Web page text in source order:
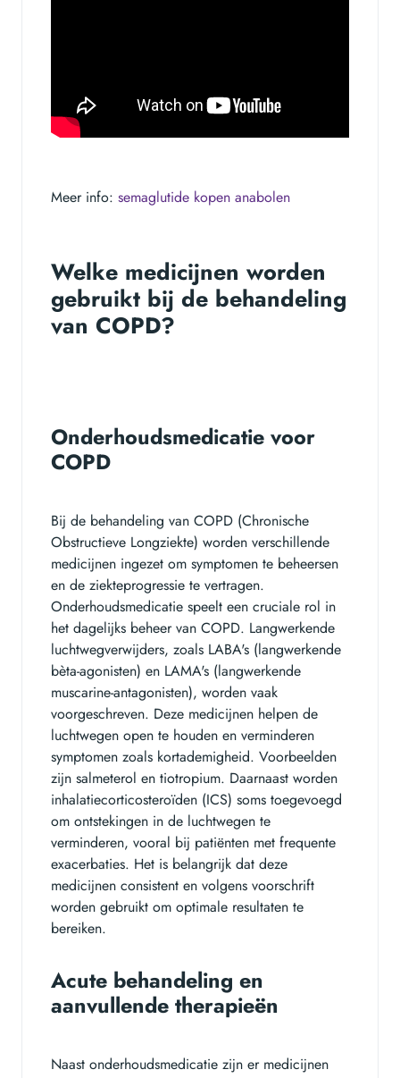
Meer info: semaglutide kopen anabolen
Welke medicijnen worden
gebruikt bij de behandeling
van COPD?
Onderhoudsmedicatie voor
COPD
Bij de behandeling van COPD (Chronische
Obstructieve Longziekte) worden verschillende
medicijnen ingezet om symptomen te beheersen
en de ziekteprogressie te vertragen.
Onderhoudsmedicatie speelt een cruciale rol in
het dagelijks beheer van COPD. Langwerkende
luchtwegverwijders, zoals LABA's (langwerkende
bèta-agonisten) en LAMA's (langwerkende
muscarine-antagonisten), worden vaak
voorgeschreven. Deze medicijnen helpen de
luchtwegen open te houden en verminderen
symptomen zoals kortademigheid. Voorbeelden
zijn salmeterol en tiotropium. Daarnaast worden
inhalatiecorticosteroïden (ICS) soms toegevoegd
om ontstekingen in de luchtwegen te
verminderen, vooral bij patiënten met frequente
exacerbaties. Het is belangrijk dat deze
medicijnen consistent en volgens voorschrift
worden gebruikt om optimale resultaten te
bereiken.
Acute behandeling en
aanvullende therapieën
Naast onderhoudsmedicatie zijn er medicijnen